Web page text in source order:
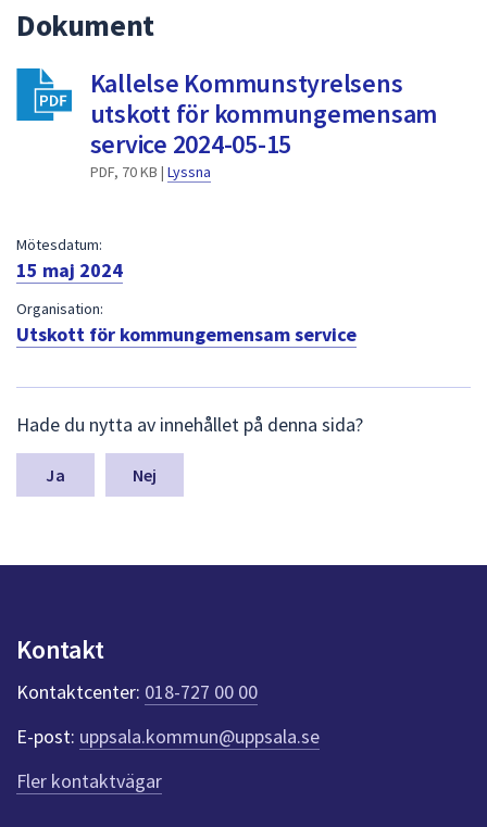
mellan
sökförslagen
och
Dokument
Kallelse Kommunstyrelsens
utskott för kommungemensam
service 2024-05-15
PDF, 70 KB | Lyssna
Mötesdatum:
15 maj 2024
Organisation:
Utskott för kommungemensam service
ä
m
a
n
k
t
e
r
f
ö
r
Hade du nytta av innehållet på denna sida?
Nej
Kontakt
Kontaktcenter: 018-727 00 00
E-post: uppsala.kommun@uppsala.se
Fler kontaktvägar